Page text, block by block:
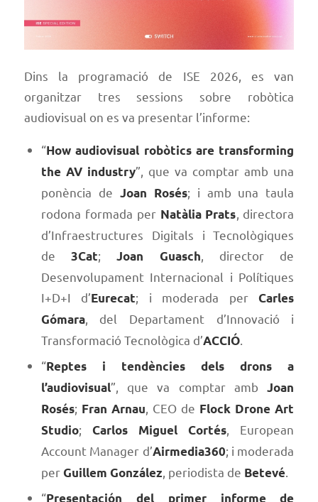
Dins la programació de ISE 2026, es van
organitzar tres sessions sobre robòtica
audiovisual on es va presentar l’informe:
“How audiovisual robòtics are transforming
the AV industry”, que va comptar amb una
ponència de Joan Rosés; i amb una taula
rodona formada per Natàlia Prats, directora
d’Infraestructures Digitals i Tecnològiques
de3Cat;Joan Guasch, director de
Desenvolupament Internacional i Polítiques
I+D+I d’Eurecat; i moderada perCarles
Gómara, del Departament d’Innovació i
Transformació Tecnològica d’ACCIÓ.
“Reptes i tendències dels drons a
l’audiovisual”, que va comptar ambJoan
Rosés; Fran Arnau, CEO de Flock Drone Art
Studio; Carlos Miguel Cortés, European
Account Manager d’Airmedia360; i moderada
perGuillem González, periodista de Betevé.
“Presentación del primer informe de